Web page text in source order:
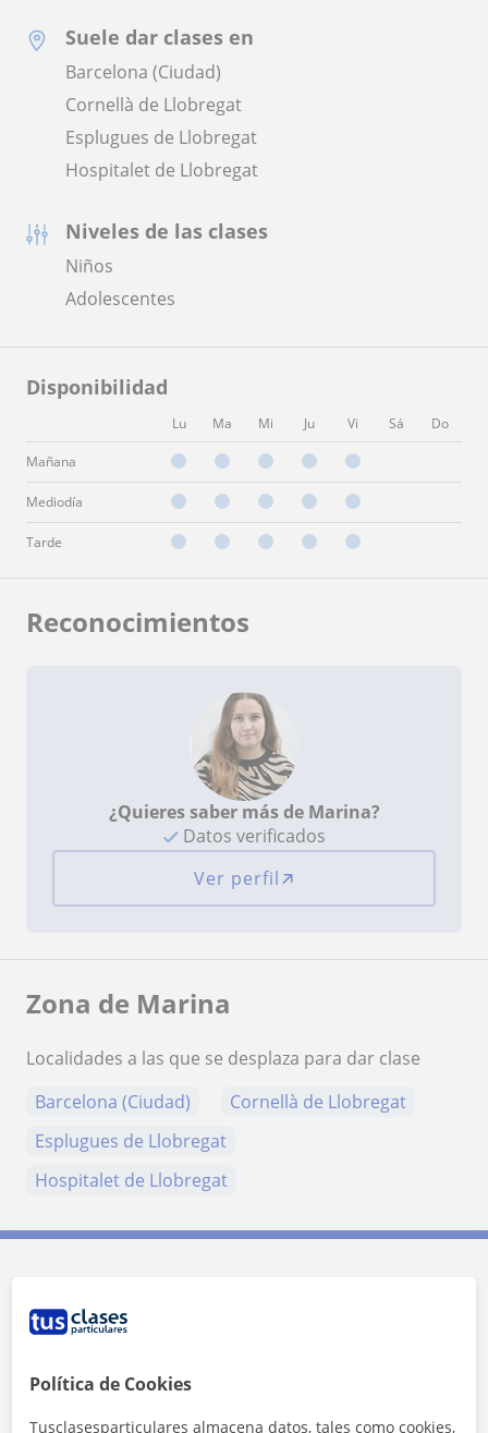
Suele dar clases en
Barcelona (Ciudad)
Cornellà de Llobregat
Esplugues de Llobregat
Hospitalet de Llobregat
Niveles de las clases
Niños
Adolescentes
Disponibilidad
Lu Ma Mi Ju Vi Sá Do
Mañana
Mediodía
Tarde
Reconocimientos
¿Quieres saber más de Marina?
Datos verificados
Ver perfil
Zona de Marina
Localidades a las que se desplaza para dar clase
Barcelona (Ciudad)
Cornellà de Llobregat
Esplugues de Llobregat
Hospitalet de Llobregat
Política de Cookies
Tusclasesparticulares almacena datos, tales como cookies,